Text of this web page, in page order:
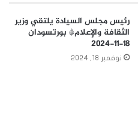
رئيس مجلس السيادة يلتقي وزير
الثقافة والإعلام* بورتسودان
١٨-١١-٢٠٢٤
نوفمبر 18, 2024